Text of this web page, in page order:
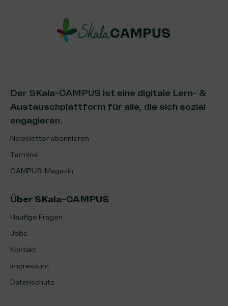
Der SKala-CAMPUS ist eine digitale Lern- &
Austauschplattform für alle, die sich sozial
engagieren.
Newsletter abonnieren
Termine
CAMPUS-Magazin
Über SKala-CAMPUS
Häufige Fragen
Jobs
Kontakt
Impressum
Datenschutz